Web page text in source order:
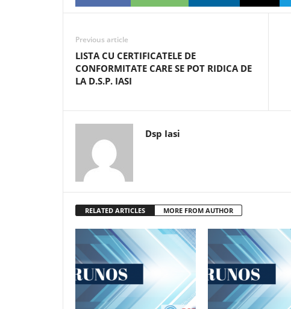
Previous article
LISTA CU CERTIFICATELE DE
CONFORMITATE CARE SE POT RIDICA DE
LA D.S.P. IASI
Dsp Iasi
RELATED ARTICLES MORE FROM AUTHOR